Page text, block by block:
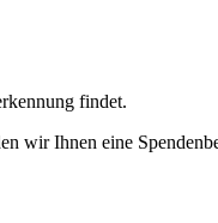
findet.
wir Ihnen eine